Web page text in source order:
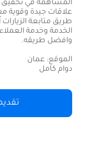
المساهمة في تحقيق
علاقات جيدة وقوية
طريق متابعة
الخدمة وخدمة
وافضل طريقه.
الموقع: عمان
دوام كامل